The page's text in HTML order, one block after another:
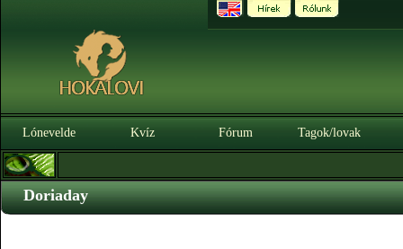
Lónevelde Kvíz Fórum Tagok/lovak
Doriaday